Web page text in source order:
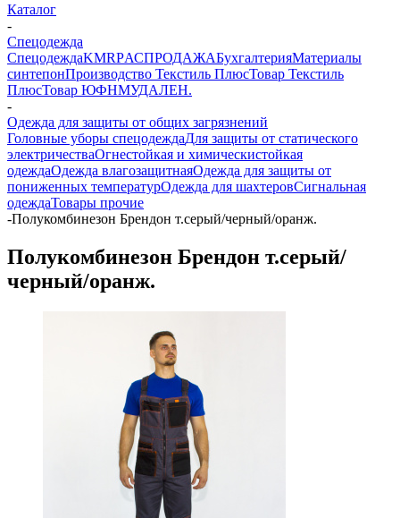
Каталог
-
Спецодежда
СпецодеждаKMRPАСПРОДАЖАБухгалтерияМатериалы
синтепонПроизводство Текстиль ПлюсТовар Текстиль
ПлюсТовар ЮФНМУДАЛЕН.
-
Одежда для защиты от общих загрязнений
Головные уборы спецодеждаДля защиты от статического
электричестваОгнестойкая и химическистойкая
одеждаОдежда влагозащитнаяОдежда для защиты от
пониженных температурОдежда для шахтеровСигнальная
одеждаТовары прочие
-Полукомбинезон Брендон т.серый/черный/оранж.
Полукомбинезон Брендон т.серый/
черный/оранж.